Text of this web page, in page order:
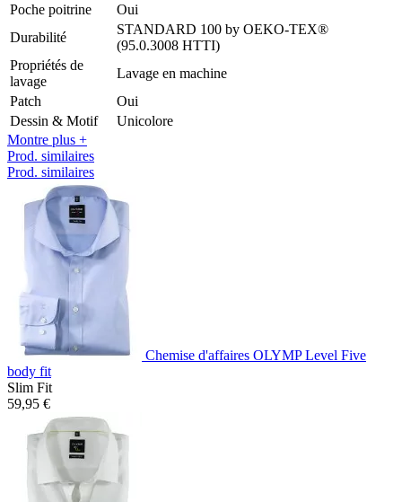
Poche poitrine
Oui
Durabilité
STANDARD 100 by OEKO-TEX®
(95.0.3008 HTTI)
Propriétés de
lavage
Lavage en machine
Patch
Oui
Dessin & Motif
Unicolore
Montre plus +
Prod. similaires
Prod. similaires
Chemise d'affaires OLYMP Level Five
body fit
Slim Fit
59,95 €